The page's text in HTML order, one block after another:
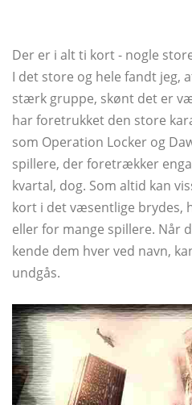
Der er i alt ti kort - nogle
I det store og hele fandt jeg,
stærk gruppe, skønt det er
har foretrukket den store
som Operation Locker og
spillere, der foretrækker
kvartal, dog. Som altid kan
kort i det væsentlige brydes,
eller for mange spillere. Når
kende dem hver ved navn,
undgås.